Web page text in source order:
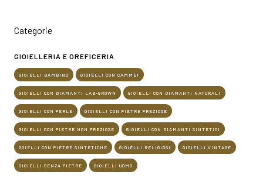
Categorie
GIOIELLERIA E OREFICERIA
GIOIELLI BAMBINO GIOIELLI CON CAMMEI
GIOIELLI CON DIAMANTI LAB-GROWN GIOIELLI CON DIAMANTI NATURALI
GIOIELLI CON PERLE GIOIELLI CON PIETRE PREZIOSE
GIOIELLI CON PIETRE NON PREZIOSE GIOIELLI CON DIAMANTI SINTETICI
GOIELLI CON PIETRE SINTETICHE GIOIELLI RELIGIOSI GIOIELLI VINTAGE
GIOIELLI SENZA PIETRE GIOIELLI UOMO